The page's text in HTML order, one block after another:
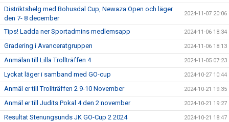
Distriktshelg med Bohusdal Cup, Newaza Open och läger
den 7- 8 december
2024-11-07 20:06
Tips! Ladda ner Sportadmins medlemsapp 2024-11-06 18:34
Gradering i Avanceratgruppen 2024-11-06 18:13
Anmälan till Lilla Trollträffen 4 2024-11-05 07:23
Lyckat läger i samband med GO-cup 2024-10-27 10:44
Anmäl er till Trollträffen 2 9-10 November 2024-10-21 19:35
Anmäl er till Judits Pokal 4 den 2 november 2024-10-21 19:27
Resultat Stenungsunds JK GO-Cup 2 2024 2024-10-21 18:47